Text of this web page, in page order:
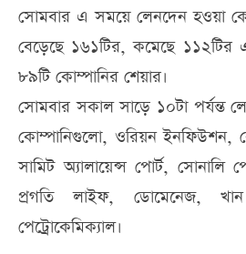
সোমবার এ সময়ে লেনদেন হওয়া
বেড়েছে ১৬১টির, কমেছে ১১২টির
৮৯টি কোম্পানির শেয়ার।
সোমবার সকাল সাড়ে ১০টা পর্যন্ত
কোম্পানিগুলো, ওরিয়ন ইনফিউশন,
সামিট অ্যালায়েন্স পোর্ট, সোনালি
প্রগতি লাইফ, ডোমেনেজ,
পেট্রোকেমিক্যাল।